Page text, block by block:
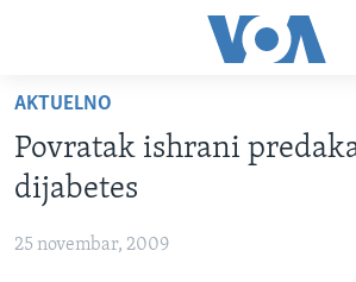
glavni
sadržaj
Pređi
na
glavnu
TV PROGRAM
VIDEO
FOTOGRAFIJE DANA
VIJESTI
AKTUELNO
Povratak ishrani
dijabetes
25 novembar, 2009